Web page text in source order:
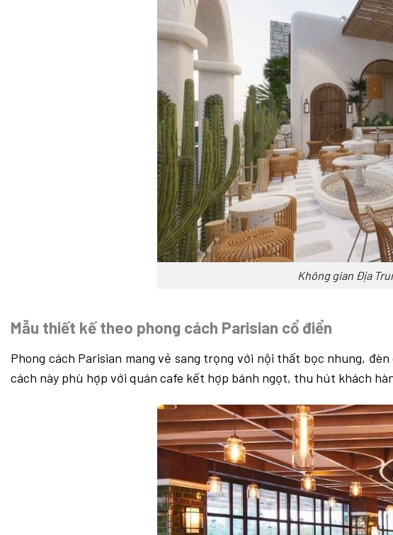
Không gian Địa
Mẫu thiết kế theo phong cách Parisian cổ điển
Phong cách Parisian mang vẻ sang trọng với nội thất bọc nhung,
cách này phù hợp với quán cafe kết hợp bánh ngọt, thu hút khách